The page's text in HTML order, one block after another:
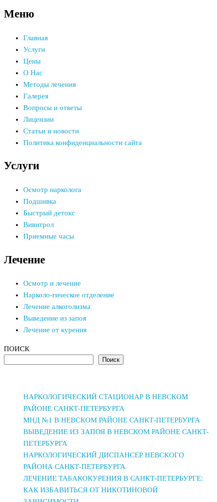
Меню
Главная
Услуги
Цены
О Нас
Методы лечения
Галерея
Вопросы и ответы
Лицензии
Статьи и новости
Политика конфиденциальности сайта
Услуги
Осмотр нарколога
Подшивка
Быстрый детокс
Вивитрол
Приемные часы
Лечение
Осмотр и лечение
Нарколо-гическое отделение
Лечение алкоголизма
Выведение из запоя
Лечение от курения
ПОИСК
Поиск
НАРКОЛОГИЧЕСКИЙ СТАЦИОНАР В НЕВСКОМ
РАЙОНЕ САНКТ-ПЕТЕРБУРГА
МНД №1 В НЕВСКОМ РАЙОНЕ САНКТ-ПЕТЕРБУРГА
ВЫВЕДЕНИЕ ИЗ ЗАПОЯ В НЕВСКОМ РАЙОНЕ САНКТ-
ПЕТЕРБУРГА
НАРКОЛОГИЧЕСКИЙ ДИСПАНСЕР НЕВСКОГО
РАЙОНА САНКТ-ПЕТЕРБУРГА
ЛЕЧЕНИЕ ТАБАКОКУРЕНИЯ В САНКТ-ПЕТЕРБУРГЕ:
КАК ИЗБАВИТЬСЯ ОТ НИКОТИНОВОЙ